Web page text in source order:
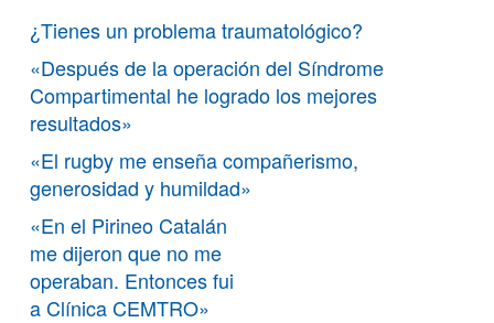
¿Tienes un problema traumatológico?
«Después de la operación del Síndrome
Compartimental he logrado los mejores
resultados»
«El rugby me enseña compañerismo,
generosidad y humildad»
«En el Pirineo Catalán
me dijeron que no me
operaban. Entonces fui
a Clínica CEMTRO»